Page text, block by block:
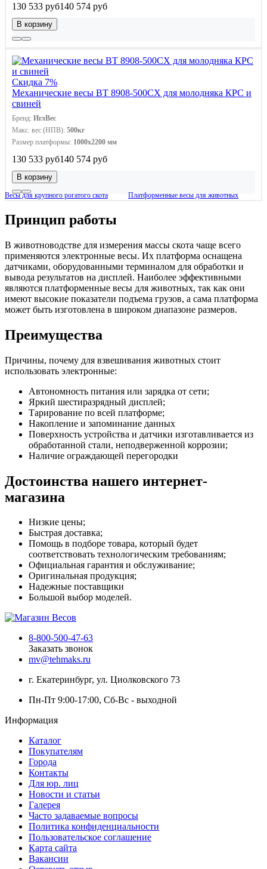
130 533 руб140 574 руб
В корзину
Скидка 7%
Механические весы ВТ 8908-500СХ для молодняка КРС и
свиней
Бренд: ИглВес
Макс. вес (НПВ): 500кг
Размер платформы: 1000х2200 мм
130 533 руб140 574 руб
В корзину
Весы для крупного рогатого скота Платформенные весы для животных
Принцип работы
В животноводстве для измерения массы скота чаще всего
применяются электронные весы. Их платформа оснащена
датчиками, оборудованными терминалом для обработки и
вывода результатов на дисплей. Наиболее эффективными
являются платформенные весы для животных, так как они
имеют высокие показатели подъема грузов, а сама платформа
может быть изготовлена в широком диапазоне размеров.
Преимущества
Причины, почему для взвешивания животных стоит
использовать электронные:
Автономность питания или зарядка от сети;
Яркий шестиразрядный дисплей;
Тарирование по всей платформе;
Накопление и запоминание данных
Поверхность устройства и датчики изготавливается из
обработанной стали, неподверженной коррозии;
Наличие ограждающей перегородки
Достоинства нашего интернет-
магазина
Низкие цены;
Быстрая доставка;
Помощь в подборе товара, который будет
соответствовать технологическим требованиям;
Официальная гарантия и обслуживание;
Оригинальная продукция;
Надежные поставщики
Большой выбор моделей.
8-800-500-47-63
Заказать звонок
mv@tehmaks.ru
г. Екатеринбург, ул. Циолковского 73
Пн-Пт 9:00-17:00, Сб-Вс - выходной
Информация
Каталог
Покупателям
Города
Контакты
Для юр. лиц
Новости и статьи
Галерея
Часто задаваемые вопросы
Политика конфиденциальности
Пользовательское соглашение
Карта сайта
Вакансии